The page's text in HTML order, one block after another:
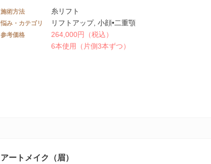
施術方法 糸リフト
悩み・カテゴリ リフトアップ, 小顔•二重顎
参考価格
264,000円（税込）
6本使用（片側3本ずつ）
アートメイク（眉）